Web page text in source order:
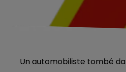
Un automobiliste tombé